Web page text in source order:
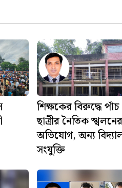
শিক্ষকের বিরুদ্ধে পাঁচ
ছাত্রীর নৈতিক স্খলনের
অভিযোগ, অন্য
সংযুক্তি